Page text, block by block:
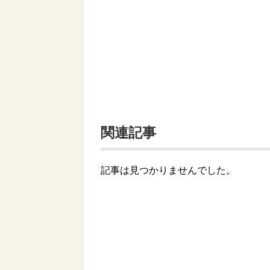
関連記事
記事は見つかりませんでした。